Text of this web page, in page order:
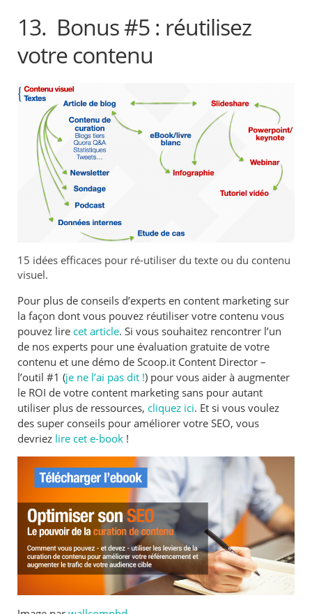
13. Bonus #5 : réutilisez
votre contenu
15 idées efficaces pour ré-utiliser du texte ou du contenu
visuel.
Pour plus de conseils d’experts en content marketing sur
la façon dont vous pouvez réutiliser votre contenu vous
pouvez lire cet article. Si vous souhaitez rencontrer l’un
de nos experts pour une évaluation gratuite de votre
contenu et une démo de Scoop.it Content Director –
l’outil #1 (je ne l’ai pas dit !) pour vous aider à augmenter
le ROI de votre content marketing sans pour autant
utiliser plus de ressources, cliquez ici. Et si vous voulez
des super conseils pour améliorer votre SEO, vous
devriez lire cet e-book !